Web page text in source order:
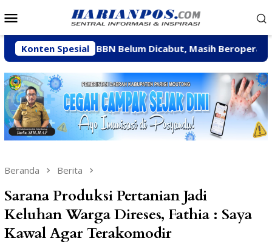
ke
Mobile
Konten Spesial
CV BBN Belum Dicabut, Masih Beroperasi Bakal
Beranda Berita
Sarana Produksi Pertanian Jadi
Keluhan Warga Direses, Fathia : Saya
Kawal Agar Terakomodir